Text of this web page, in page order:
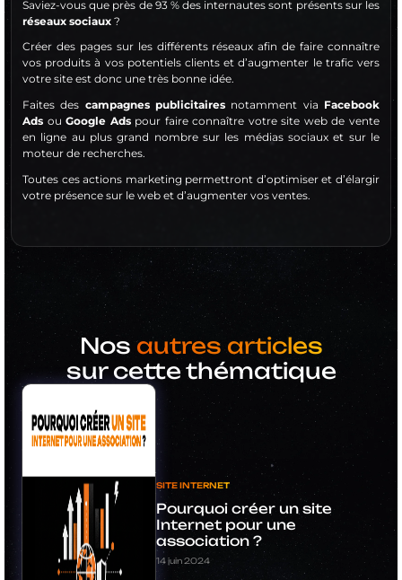
Saviez-vous que près de 93 % des internautes sont présents sur les
réseaux sociaux ?
Créer des pages sur les différents réseaux afin de faire connaître
vos produits à vos potentiels clients et d’augmenter le trafic vers
votre site est donc une très bonne idée.
Faites des campagnes publicitaires notamment via Facebook
Ads ouGoogle Adspour faire connaître votre site web de vente
en ligne au plus grand nombre sur les médias sociaux et sur le
moteur de recherches.
Toutes ces actions marketing permettront d’optimiser et d’élargir
votre présence sur le web et d’augmenter vos ventes.
Nos autres articles
sur cette thématique
SITE INTERNET
Pourquoi créer un site
Internet pour une
association ?
14 juin 2024